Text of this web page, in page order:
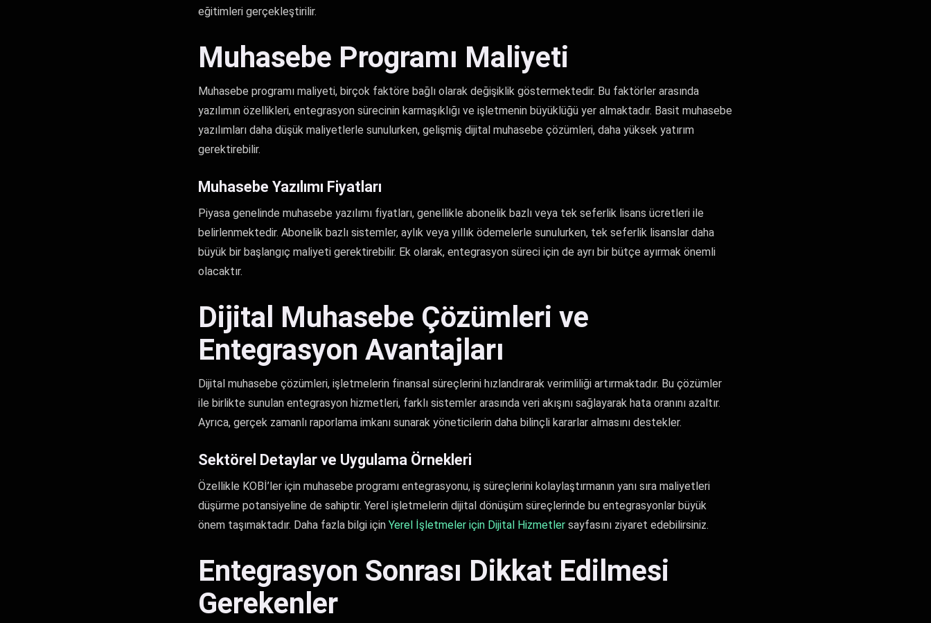
eğitimleri gerçekleştirilir.
Muhasebe Programı Maliyeti
Muhasebe programı maliyeti, birçok faktöre bağlı olarak değişiklik göstermektedir. Bu faktörler arasında
yazılımın özellikleri, entegrasyon sürecinin karmaşıklığı ve işletmenin büyüklüğü yer almaktadır. Basit muhasebe
yazılımları daha düşük maliyetlerle sunulurken, gelişmiş dijital muhasebe çözümleri, daha yüksek yatırım
gerektirebilir.
Muhasebe Yazılımı Fiyatları
Piyasa genelinde muhasebe yazılımı fiyatları, genellikle abonelik bazlı veya tek seferlik lisans ücretleri ile
belirlenmektedir. Abonelik bazlı sistemler, aylık veya yıllık ödemelerle sunulurken, tek seferlik lisanslar daha
büyük bir başlangıç maliyeti gerektirebilir. Ek olarak, entegrasyon süreci için de ayrı bir bütçe ayırmak önemli
olacaktır.
Dijital Muhasebe Çözümleri ve
Entegrasyon Avantajları
Dijital muhasebe çözümleri, işletmelerin finansal süreçlerini hızlandırarak verimliliği artırmaktadır. Bu çözümler
ile birlikte sunulan entegrasyon hizmetleri, farklı sistemler arasında veri akışını sağlayarak hata oranını azaltır.
Ayrıca, gerçek zamanlı raporlama imkanı sunarak yöneticilerin daha bilinçli kararlar almasını destekler.
Sektörel Detaylar ve Uygulama Örnekleri
Özellikle KOBİ’ler için muhasebe programı entegrasyonu, iş süreçlerini kolaylaştırmanın yanı sıra maliyetleri
düşürme potansiyeline de sahiptir. Yerel işletmelerin dijital dönüşüm süreçlerinde bu entegrasyonlar büyük
önem taşımaktadır. Daha fazla bilgi için Yerel İşletmeler için Dijital Hizmetler sayfasını ziyaret edebilirsiniz.
Entegrasyon Sonrası Dikkat Edilmesi
Gerekenler